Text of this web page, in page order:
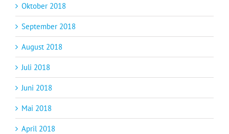
Oktober 2018
September 2018
August 2018
Juli 2018
Juni 2018
Mai 2018
April 2018